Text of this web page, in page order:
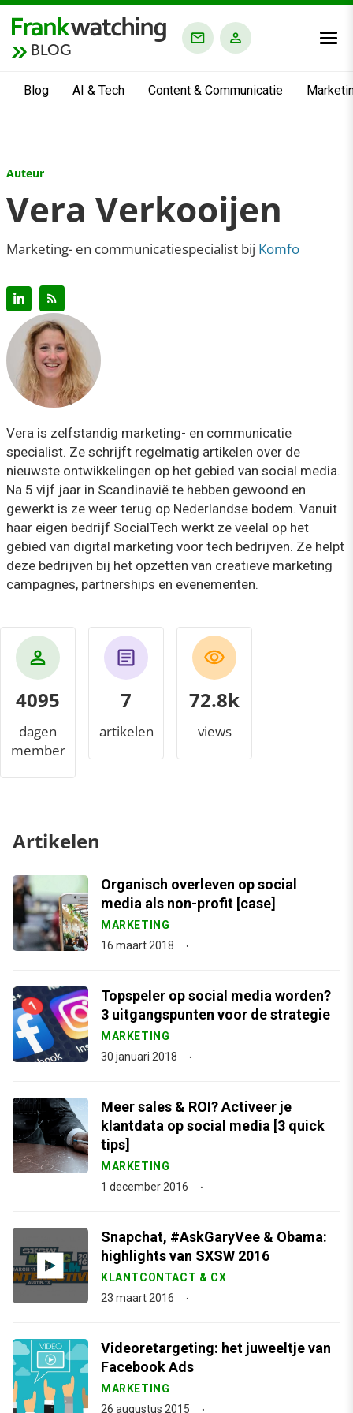
BLOG
Blog AI & Tech Content & Communicatie
Auteur
Vera Verkooijen
Marketing- en communicatiespecialist bij Komfo
Vera is zelfstandig marketing- en communicatie
specialist. Ze schrijft regelmatig artikelen over de
nieuwste ontwikkelingen op het gebied van social media.
Na 5 vijf jaar in Scandinavië te hebben gewoond en
gewerkt is ze weer terug op Nederlandse bodem. Vanuit
haar eigen bedrijf SocialTech werkt ze veelal op het
gebied van digital marketing voor tech bedrijven. Ze helpt
deze bedrijven bij het opzetten van creatieve marketing
campagnes, partnerships en evenementen.
4095
dagen
member
7
artikelen
80.4k
views
Artikelen
Organisch overleven op social
media als non-profit [case]
MARKETING
16 maart 2018
Topspeler op social media worden?
3 uitgangspunten voor de strategie
MARKETING
30 januari 2018
Meer sales & ROI? Activeer je
klantdata op social media [3 quick
tips]
MARKETING
1 december 2016
Snapchat, #AskGaryVee & Obama:
highlights van SXSW 2016
KLANTCONTACT & CX
23 maart 2016
Videoretargeting: het juweeltje van
Facebook Ads
MARKETING
26 augustus 2015